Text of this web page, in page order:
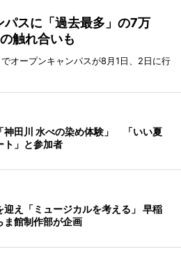
スに「過去最多」の7万
触れ合いも
オープンキャンパスが8月1日、2日に行
神田川 水べの染め体験」 「いい夏
ト」と参加者
迎え「ミュージカルを考える」 早稲
ま館制作部が企画